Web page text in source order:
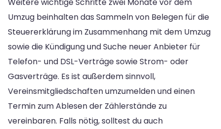
Umzug beinhalten das Sammeln von Belegen für die
Steuererklärung im Zusammenhang mit dem Umzug
sowie die Kündigung und Suche neuer Anbieter für
Telefon- und DSL-Verträge sowie Strom- oder
Gasverträge. Es ist außerdem sinnvoll,
Vereinsmitgliedschaften umzumelden und einen
Termin zum Ablesen der Zählerstände zu
vereinbaren. Falls nötig, solltest du auch